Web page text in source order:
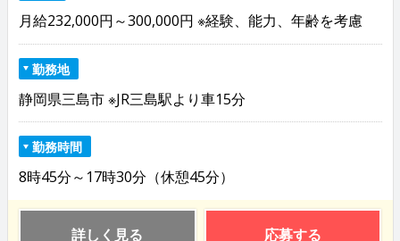
月給232,000円～300,000円 ※経験、能力、年齢を考慮
勤務地
静岡県三島市 ※JR三島駅より車15分
勤務時間
8時45分～17時30分（休憩45分）
詳しく見る 応募する